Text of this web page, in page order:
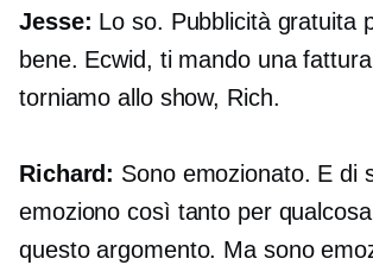
Jesse: Lo so. Pubblicità gratuita
bene. Ecwid, ti mando una
torniamo allo show, Rich.
Richard: Sono emozionato. E di
emoziono così tanto per
questo argomento. Ma sono